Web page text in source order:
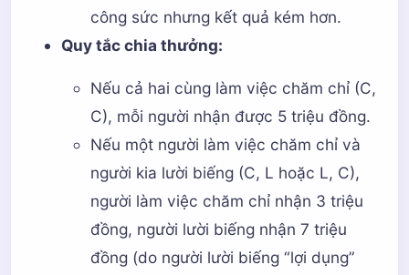
công sức nhưng kết quả kém hơn.
Quy tắc chia thưởng:
Nếu cả hai cùng làm việc chăm chỉ (C,
C), mỗi người nhận được 5 triệu đồng.
Nếu một người làm việc chăm chỉ và
người kia lười biếng (C, L hoặc L, C),
người làm việc chăm chỉ nhận 3 triệu
đồng, người lười biếng nhận 7 triệu
đồng (do người lười biếng “lợi dụng”